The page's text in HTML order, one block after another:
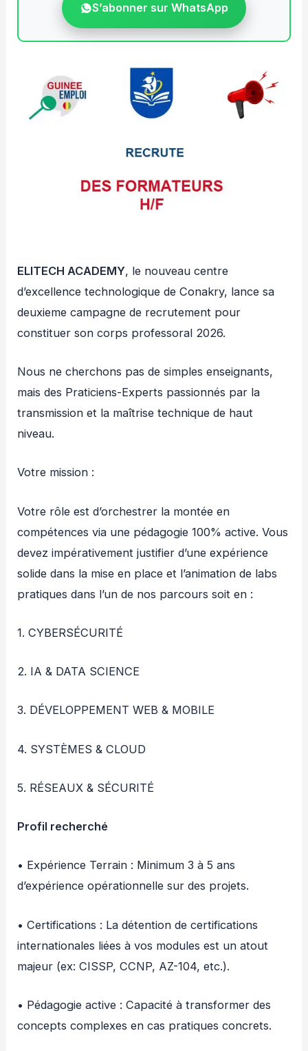
S’abonner sur WhatsApp
ELITECH ACADEMY, le nouveau centre
d’excellence technologique de Conakry, lance sa
deuxieme campagne de recrutement pour
constituer son corps professoral 2026.
Nous ne cherchons pas de simples enseignants,
mais des Praticiens-Experts passionnés par la
transmission et la maîtrise technique de haut
niveau.
Votre mission :
Votre rôle est d’orchestrer la montée en
compétences via une pédagogie 100% active. Vous
devez impérativement justifier d’une expérience
solide dans la mise en place et l’animation de labs
pratiques dans l’un de nos parcours soit en :
1. CYBERSÉCURITÉ
2. IA & DATA SCIENCE
3. DÉVELOPPEMENT WEB & MOBILE
4. SYSTÈMES & CLOUD
5. RÉSEAUX & SÉCURITÉ
Profil recherché
• Expérience Terrain : Minimum 3 à 5 ans
d’expérience opérationnelle sur des projets.
• Certifications : La détention de certifications
internationales liées à vos modules est un atout
majeur (ex: CISSP, CCNP, AZ-104, etc.).
• Pédagogie active : Capacité à transformer des
concepts complexes en cas pratiques concrets.